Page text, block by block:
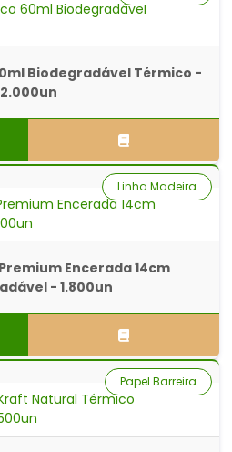
Biodegradável Térmico -
2.000un
Encerada 14cm
- 1.800un
Linha Madeira
Papel Barreira